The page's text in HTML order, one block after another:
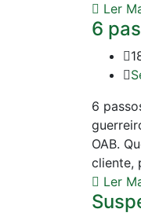
Ler
6
6
OAB.
cliente,
Ler